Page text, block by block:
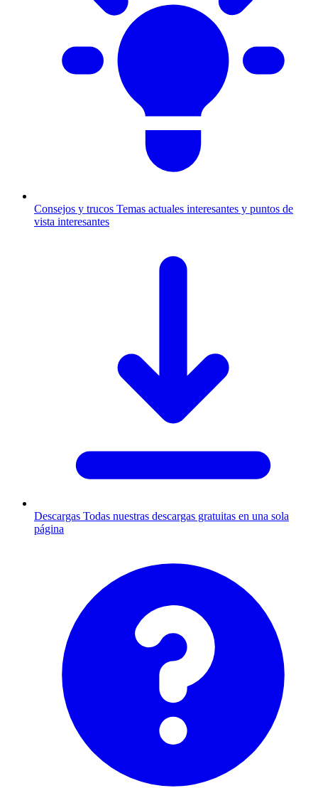
Consejos y trucos Temas actuales interesantes y puntos de
vista interesantes
Descargas Todas nuestras descargas gratuitas en una sola
página